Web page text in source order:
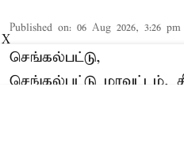
Published on: 06 Aug 2026, 3:26 pm
செங்கல்பட்டு,
செங்கல்பட்டு மாவட்டம்,
X